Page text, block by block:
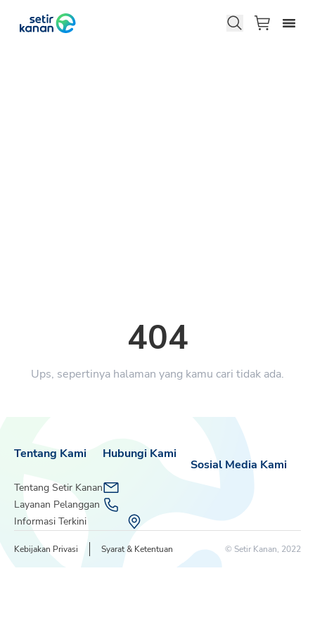
404
Ups, sepertinya halaman yang kamu cari tidak ada.
Tentang Kami
Tentang Setir Kanan
Layanan Pelanggan
Informasi Terkini
Sosial Media Kami
Hubungi Kami
Kebijakan Privasi Syarat & Ketentuan © Setir Kanan, 2022